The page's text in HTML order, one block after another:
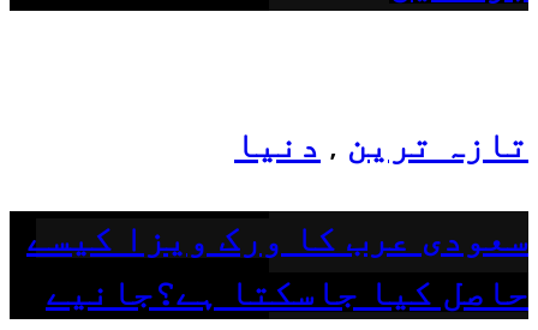
تازہ ترین , دنیا
سعودی عرب کا ورک ویزا کیسے
حاصل کیا جاسکتا ہے؟جانیے